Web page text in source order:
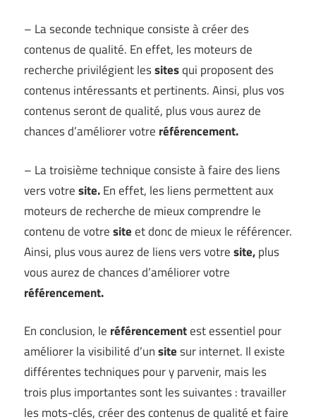
– La seconde technique consiste à créer des
contenus de qualité. En effet, les moteurs de
recherche privilégient lessitesqui proposent des
contenus intéressants et pertinents. Ainsi, plus vos
contenus seront de qualité, plus vous aurez de
chances d’améliorer votre référencement.
– La troisième technique consiste à faire des liens
vers votresite.En effet, les liens permettent aux
moteurs de recherche de mieux comprendre le
contenu de votresiteet donc de mieux le référencer.
Ainsi, plus vous aurez de liens vers votresite,plus
vous aurez de chances d’améliorer votre
référencement.
En conclusion, le référencementest essentiel pour
améliorer la visibilité d’unsitesur internet. Il existe
différentes techniques pour y parvenir, mais les
trois plus importantes sont les suivantes : travailler
les mots-clés, créer des contenus de qualité et faire